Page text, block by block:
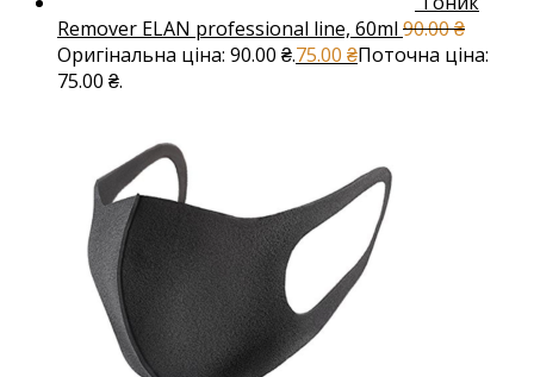
Remover ELAN professional line, 60ml 90.00₴
Оригінальна ціна: 90.00 ₴.75.00 ₴Поточна ціна:
75.00 ₴.